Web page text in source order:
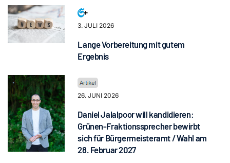
3. JULI 2026
Lange Vorbereitung mit gutem
Ergebnis
26. JUNI 2026
Daniel Jalalpoor will kandidieren:
Grünen-Fraktionssprecher bewirbt
sich für Bürgermeisteramt / Wahl am
28. Februar 2027